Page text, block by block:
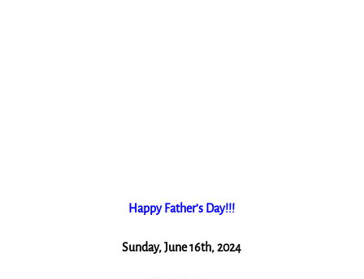
Happy Father’s Day!!!
Sunday, June 16th, 2024